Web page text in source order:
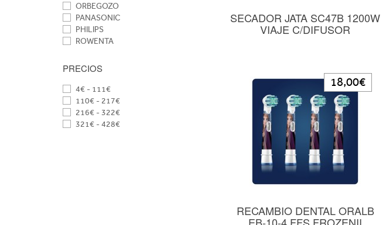
ORBEGOZO
PANASONIC
PHILIPS
ROWENTA
TAURUS
TRISTAR
UFESA
PRECIOS
4€ - 111€
110€ - 217€
216€ - 322€
321€ - 428€
SECADOR JATA SC47B 1200W
VIAJE C/DIFUSOR
RECAMBIO DENTAL ORALB
18,00€